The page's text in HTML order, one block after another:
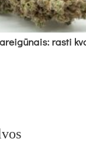
ras­ti